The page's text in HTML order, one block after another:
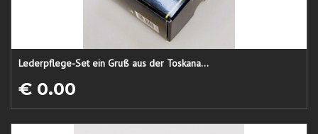
Lederpflege-Set ein Gruß aus der Toskana...
€ 0.00